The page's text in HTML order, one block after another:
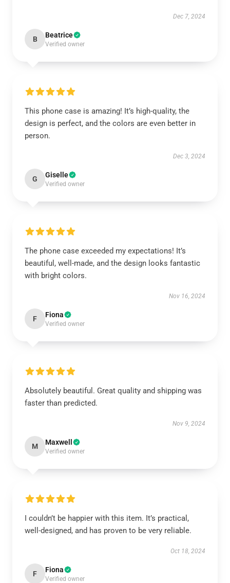
Dec 7, 2024
B Beatrice
Verified owner
This phone case is amazing! It’s high-quality, the
design is perfect, and the colors are even better in
person.
Dec 3, 2024
G Giselle
Verified owner
The phone case exceeded my expectations! It’s
beautiful, well-made, and the design looks fantastic
with bright colors.
Nov 16, 2024
F Fiona
Verified owner
Absolutely beautiful. Great quality and shipping was
faster than predicted.
Nov 9, 2024
M Maxwell
Verified owner
I couldn’t be happier with this item. It’s practical,
well-designed, and has proven to be very reliable.
Oct 18, 2024
F Fiona
Verified owner